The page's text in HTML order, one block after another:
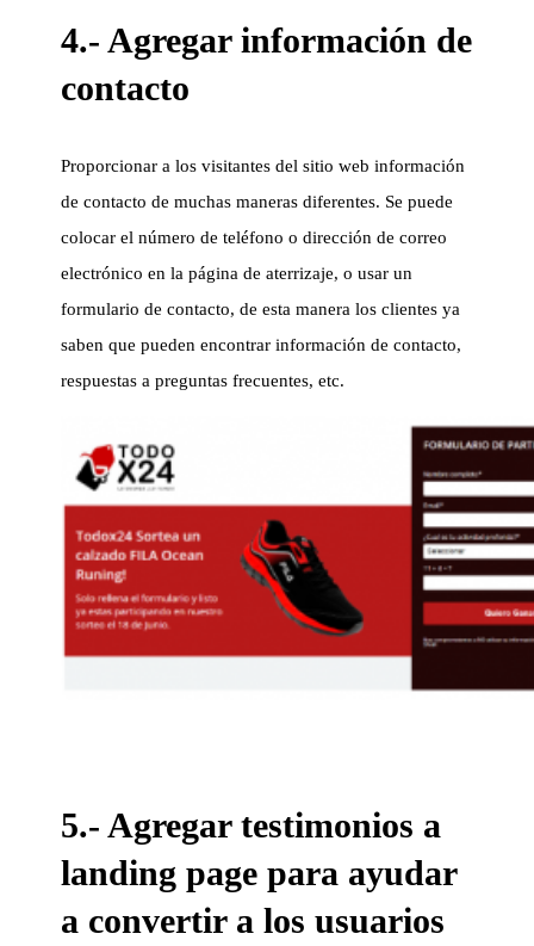
4.- Agregar información de
contacto
Proporcionar a los visitantes del sitio web información
de contacto de muchas maneras diferentes. Se puede
colocar el número de teléfono o dirección de correo
electrónico en la página de aterrizaje, o usar un
formulario de contacto, de esta manera los clientes ya
saben que pueden encontrar información de contacto,
respuestas a preguntas frecuentes, etc.
5.- Agregar testimonios a
landing page para ayudar
a convertir a los usuarios